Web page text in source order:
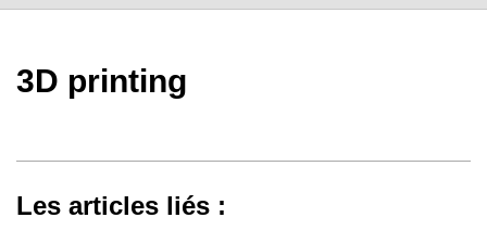
3D printing
Les articles liés :